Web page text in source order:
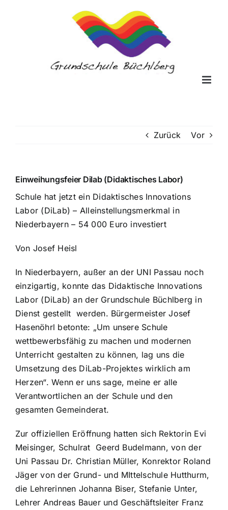
Zurück Vor
Einweihungsfeier Dilab (Didaktisches Labor)
Schule hat jetzt ein Didaktisches Innovations
Labor (DiLab) – Alleinstellungsmerkmal in
Niederbayern – 54 000 Euro investiert
Von Josef Heisl
In Niederbayern, außer an der UNI Passau noch
einzigartig, konnte das Didaktische Innovations
Labor (DiLab) an der Grundschule Büchlberg in
Dienst gestellt werden. Bürgermeister Josef
Hasenöhrl betonte: „Um unsere Schule
wettbewerbsfähig zu machen und modernen
Unterricht gestalten zu können, lag uns die
Umsetzung des DiLab-Projektes wirklich am
Herzen“. Wenn er uns sage, meine er alle
Verantwortlichen an der Schule und den
gesamten Gemeinderat.
Zur offiziellen Eröffnung hatten sich Rektorin Evi
Meisinger, Schulrat Geerd Budelmann, von der
Uni Passau Dr. Christian Müller, Konrektor Roland
Jäger von der Grund- und MIttelschule Hutthurm,
die Lehrerinnen Johanna Biser, Stefanie Unter,
Lehrer Andreas Bauer und Geschäftsleiter Franz